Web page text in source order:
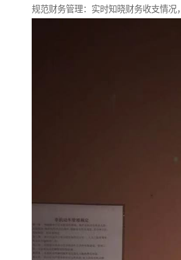
规范财务管理：实时知晓财务收支情况